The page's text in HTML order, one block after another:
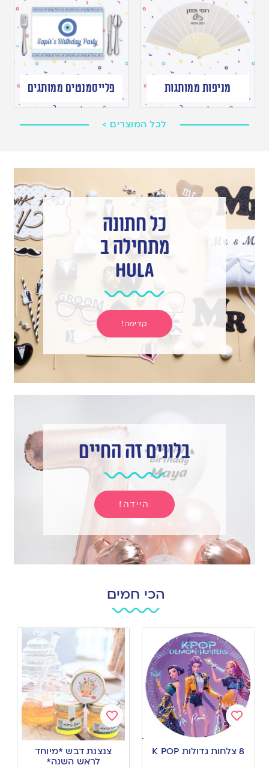
מניפות ממותגות פלייסמנטים ממותגים
לכל המוצרים >
כל חתונה
מתחילה ב
hula
קדימה!
בלונים זה החיים
היידה!
הכי חמים
to
wishlist
8 צלחות גדולות K POP
Add
wishlist
צנצנת דבש *מיוחד
לראש השנה*